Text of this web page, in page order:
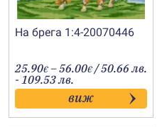
На брега 1:4-20070446
25.90€ –56.00€Price
range:
25.90€
through
56.00€
/ 50.66 лв.
- 109.53 лв.
виж